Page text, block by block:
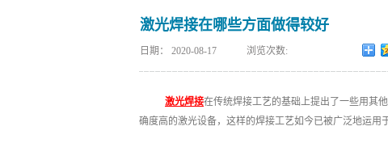
激光焊接在哪些方面做得较好
日期： 2020-08-17 浏览次数:
激光焊接在传统焊接工艺的基础上提出了一些用其
确度高的激光设备，这样的焊接工艺如今已被广泛地运用